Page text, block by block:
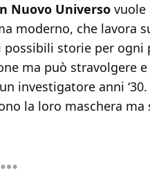
Nuovo Universo vuole
moderno, che lavora
storie per ogni
ma può stravolgere e
investigatore anni ‘30.
la loro maschera ma